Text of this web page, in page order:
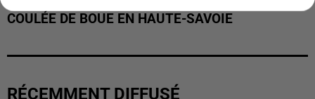
COULÉE DE BOUE EN HAUTE-SAVOIE
RÉCEMMENT DIFFUSÉ